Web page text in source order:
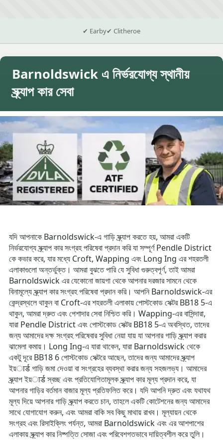
✔ Earby✔ Clitheroe
Barnoldswick এ নির্ভরযোগ্য স্থানীয়
স্ক্র্যাপ কার সেবা
যদি আপনাকে Barnoldswick-এ গাড়ি স্ক্র্যাপ করতে হয়, আমরা একটি
নির্ভরযোগ্য স্ক্র্যাপ কার সংগ্রহ পরিষেবা প্রদান করি যা সম্পূর্ণ Pendle District
কে কভার করে, যার মধ্যে Croft, Wapping এবং Long Ing এর শহরতলী
এলাকাগুলো অন্তর্ভুক্ত। আমরা বুঝতে পারি যে সুবিধা গুরুত্বপূর্ণ, তাই আমরা
Barnoldswick এর যেকোনো জায়গা থেকে আপনার দরজার সামনে থেকে
বিনামূল্যে স্ক্র্যাপ কার সংগ্রহ পরিষেবা প্রদান করি। আপনি Barnoldswick-এর
কেন্দ্রস্থলে থাকুন বা Croft-এর শহরতলী এলাকায় পোস্টকোড সেক্টর BB18 5-এ
থাকুন, আমরা দ্রুত এবং পেশাদার সেবা নিশ্চিত করি। Wapping-এর বাসিন্দারা,
যারা Pendle District এবং পোস্টকোড সেক্টর BB18 5-এ অবস্থিত, তাদের
জন্য আমাদের দক্ষ সংগ্রহ পরিষেবার সুবিধা নেয়া যায় যা আপনার গাড়ি স্ক্র্যাপ করার
ঝামেলা কমায়। Long Ing-এ যারা থাকেন, যারা Barnoldswick থেকে
একটু দূরে BB18 6 পোস্টকোড সেক্টরে আছেন, তাদের জন্য আমাদের স্ক্র্যাপ
ইয়ार्ड গাড়ি জমা দেওয়া বা সংগ্রহের ব্যবস্থা করার জন্য সহজলভ্য। আমাদের
স্ক্র্যাপ ইয়ार्ड স্বচ্ছ এবং প্রতিযোগিতামূলক স্ক্র্যাপ কার মূল্য প্রদান করে, যা
আপনার গাড়ির বর্তমান বাজার মূল্য প্রতিফলিত করে। যদি আপনি দ্রুত এবং যথাযথ
মূল্য দিয়ে আপনার গাড়ি স্ক্র্যাপ করতে চান, তাহলে একটি কোটেশনের জন্য আমাদের
সাথে যোগাযোগ করুন, এবং আমরা বাকি সব কিছু মাথায় রাখব। মূল্যায়ন থেকে
সংগ্রহ এবং রিসাইক্লিং পর্যন্ত, আমরা Barnoldswick এবং এর আশপাশের
এলাকায় স্ক্র্যাপ কার নিষ্পত্তি সোজা এবং পরিবেশগতভাবে দায়িত্বশীল করে তুলি।